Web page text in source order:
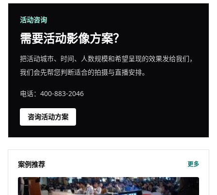
活动咨询
需要活动影像方案？
把活动城市、时间、人数规模和希望呈现的效果发给我们，
我们会先帮您判断适合的拍摄与直播安排。
电话：400-883-2046
咨询活动方案
案例推荐 更多